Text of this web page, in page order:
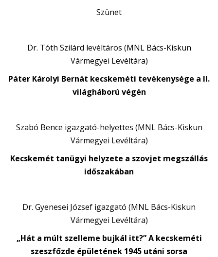
Szünet
Dr. Tóth Szilárd levéltáros (MNL Bács-Kiskun
Vármegyei Levéltára)
Páter Károlyi Bernát kecskeméti tevékenysége a II.
világháború végén
Szabó Bence igazgató-helyettes (MNL Bács-Kiskun
Vármegyei Levéltára)
Kecskemét tanügyi helyzete a szovjet megszállás
időszakában
Dr. Gyenesei József igazgató (MNL Bács-Kiskun
Vármegyei Levéltára)
„Hát a múlt szelleme bujkál itt?” A kecskeméti
szeszfőzde épületének 1945 utáni sorsa